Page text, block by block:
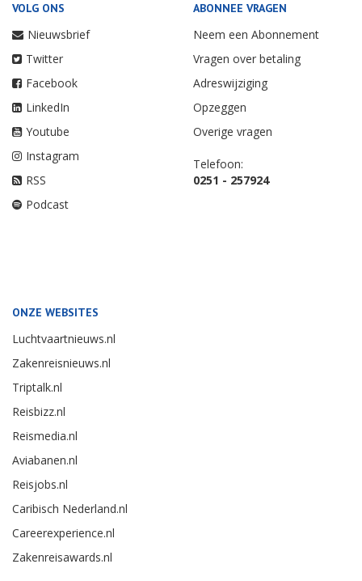
VOLG ONS
Nieuwsbrief
Twitter
Facebook
LinkedIn
Youtube
Instagram
RSS
Podcast
ABONNEE VRAGEN
Neem een Abonnement
Vragen over betaling
Adreswijziging
Opzeggen
Overige vragen
Telefoon:
0251 - 257924
ONZE WEBSITES
Luchtvaartnieuws.nl
Zakenreisnieuws.nl
Triptalk.nl
Reisbizz.nl
Reismedia.nl
Aviabanen.nl
Reisjobs.nl
Caribisch Nederland.nl
Careerexperience.nl
Zakenreisawards.nl